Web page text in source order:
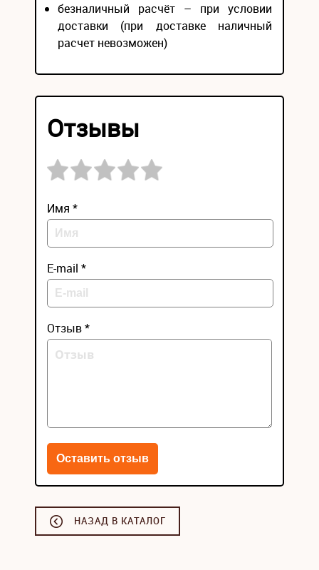
безналичный расчёт – при условии
доставки (при доставке наличный
расчет невозможен)
Отзывы
Имя *
E-mail *
Отзыв *
НАЗАД В КАТАЛОГ